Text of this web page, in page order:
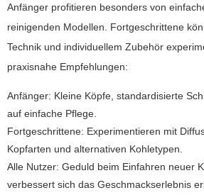
Anfänger profitieren besonders von
reinigenden Modellen. Fortgeschrittene
Technik und individuellem Zubehör
praxisnahe Empfehlungen:
Anfänger: Kleine Köpfe, standardisierte
auf einfache Pflege.
Fortgeschrittene: Experimentieren mit
Kopfarten und alternativen Kohletypen.
Alle Nutzer: Geduld beim Einfahren neuer
verbessert sich das Geschmackserlebnis